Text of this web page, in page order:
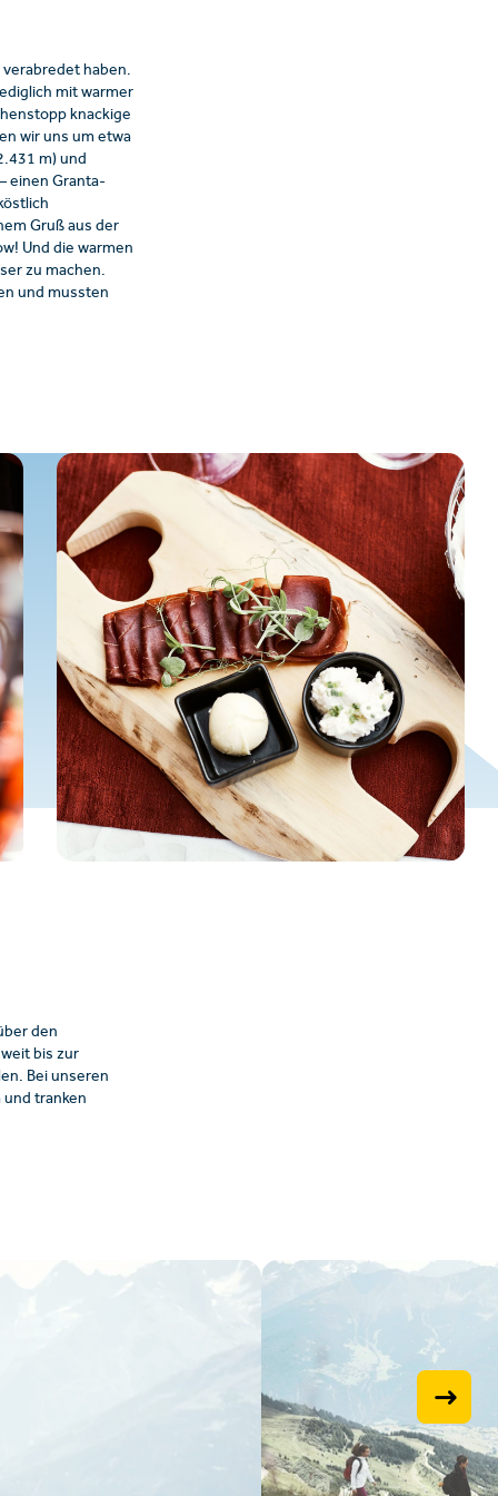
verabredet haben.
mit warmer
knackige
wir uns um etwa
m) und
einen Granta-
Gruß aus der
Und die warmen
zu machen.
und mussten
den
bis zur
Bei unseren
und tranken